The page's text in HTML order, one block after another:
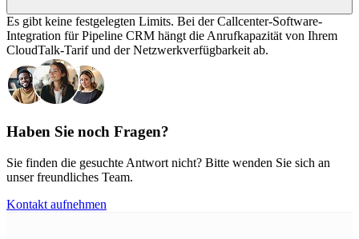
Es gibt keine festgelegten Limits. Bei der Callcenter-Software-
Integration für Pipeline CRM hängt die Anrufkapazität von Ihrem
CloudTalk-Tarif und der Netzwerkverfügbarkeit ab.
Haben Sie noch Fragen?
Sie finden die gesuchte Antwort nicht? Bitte wenden Sie sich an
unser freundliches Team.
Kontakt aufnehmen